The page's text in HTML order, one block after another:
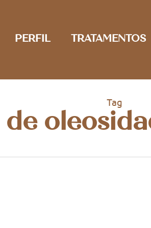
PERFIL TRATAMENTOS
Tag